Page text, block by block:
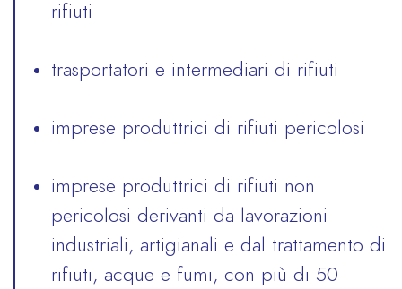
rifiuti
trasportatori e intermediari di rifiuti
imprese produttrici di rifiuti pericolosi
imprese produttrici di rifiuti non
pericolosi derivanti da lavorazioni
industriali, artigianali e dal trattamento di
rifiuti, acque e fumi, con più di 50